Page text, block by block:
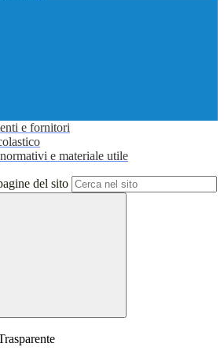
e fornitori
e materiale utile
del sito